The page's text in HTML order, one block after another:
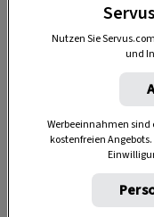
optional ein
Weißtanne (
Nutzen Sie
und
Werbeeinnahmen
kostenfreien